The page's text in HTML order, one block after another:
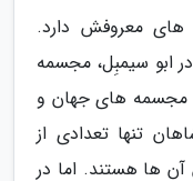
معروفش دارد.
ابو سیمبِل، مجسمه
مجسمه های جهان و
تنها تعدادی از
ها هستند. اما در